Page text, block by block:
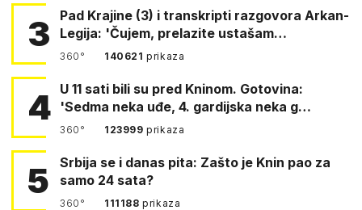
3
Pad Krajine (3) i transkripti razgovora Arkan-
Legija: 'Čujem, prelazite ustašam…
360° 140621prikaza
4 U 11 sati bili su pred Kninom. Gotovina:
'Sedma neka uđe, 4. gardijska neka g…
360° 123999prikaza
5
Srbija se i danas pita: Zašto je Knin pao za
samo 24 sata?
360° 111188prikaza